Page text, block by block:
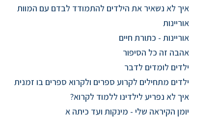
איך לא נשאיר את הילדים להתמודד לבדם עם המוות
אוריינות
אוריינות - כתורת חיים
אהבה זה כל הסיפור
ילדים לומדים לדבר
ילדים מתחילים לקרוע ספרים ולקרוא ספרים בו זמנית
איך לא נפריע לילדינו ללמוד לקרוא?
יומן הקיראה שלי - מינקות ועד כיתה א